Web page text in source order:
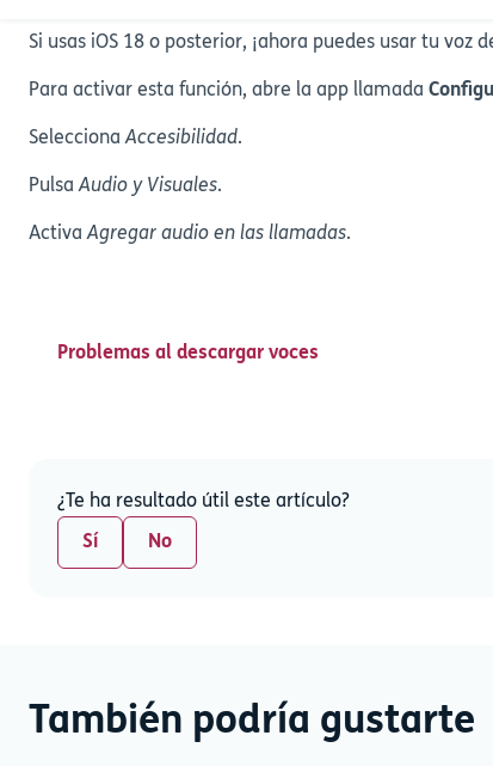
Si usas iOS 18 o posterior, ¡ahora puedes usar tu voz
Para activar esta función, abre la app llamada
SeleccionaAccesibilidad.
PulsaAudio y Visuales.
ActivaAgregar audio en las llamadas.
Problemas al descargar voces
¿Te ha resultado útil este artículo?
Sí No
También podría gustarte